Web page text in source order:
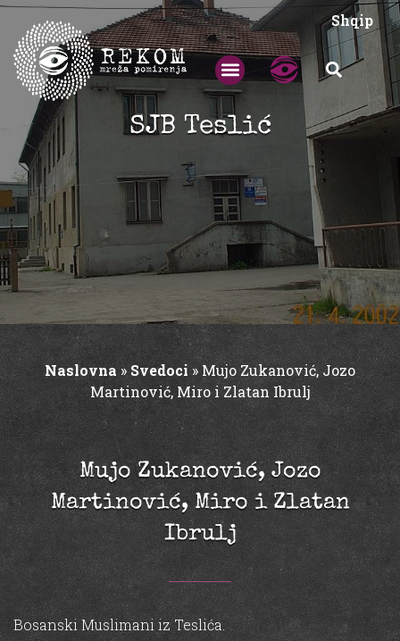
Shqip
SJB Teslić
Naslovna »Svedoci » Mujo Zukanović, Jozo
Martinović, Miro i Zlatan Ibrulj
Mujo Zukanović, Jozo
Martinović, Miro i Zlatan
Ibrulj
Bosanski Muslimani iz Teslića.